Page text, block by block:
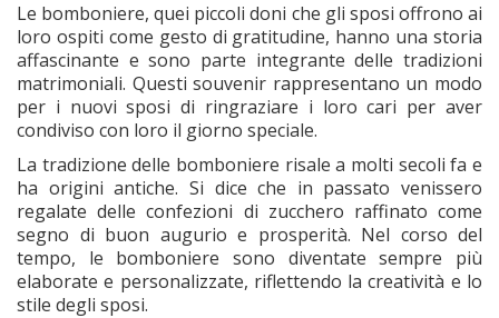
Le bomboniere, quei piccoli doni che gli sposi offrono ai
loro ospiti come gesto di gratitudine, hanno una storia
affascinante e sono parte integrante delle tradizioni
matrimoniali. Questi souvenir rappresentano un modo
per i nuovi sposi di ringraziare i loro cari per aver
condiviso con loro il giorno speciale.
La tradizione delle bomboniere risale a molti secoli fa e
ha origini antiche. Si dice che in passato venissero
regalate delle confezioni di zucchero raffinato come
segno di buon augurio e prosperità. Nel corso del
tempo, le bomboniere sono diventate sempre più
elaborate e personalizzate, riflettendo la creatività e lo
stile degli sposi.